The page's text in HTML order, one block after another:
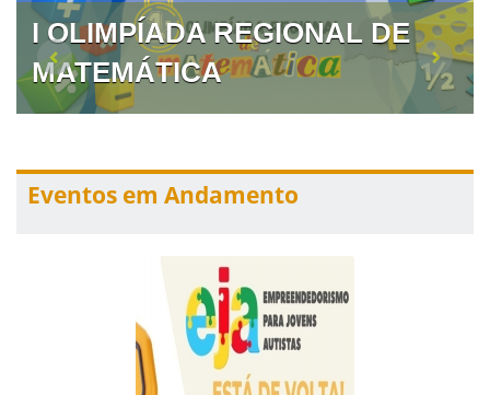
I OLIMPÍADA REGIONAL DE
MATEMÁTICA
Eventos em Andamento